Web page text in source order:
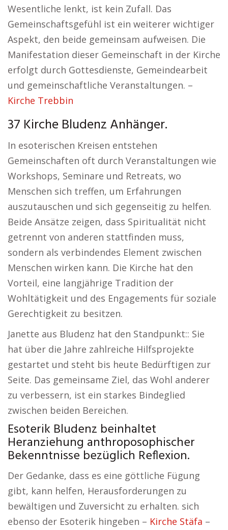
Wesentliche lenkt, ist kein Zufall. Das
Gemeinschaftsgefühl ist ein weiterer wichtiger
Aspekt, den beide gemeinsam aufweisen. Die
Manifestation dieser Gemeinschaft in der Kirche
erfolgt durch Gottesdienste, Gemeindearbeit
und gemeinschaftliche Veranstaltungen. –
Kirche Trebbin
37 Kirche Bludenz Anhänger.
In esoterischen Kreisen entstehen
Gemeinschaften oft durch Veranstaltungen wie
Workshops, Seminare und Retreats, wo
Menschen sich treffen, um Erfahrungen
auszutauschen und sich gegenseitig zu helfen.
Beide Ansätze zeigen, dass Spiritualität nicht
getrennt von anderen stattfinden muss,
sondern als verbindendes Element zwischen
Menschen wirken kann. Die Kirche hat den
Vorteil, eine langjährige Tradition der
Wohltätigkeit und des Engagements für soziale
Gerechtigkeit zu besitzen.
Janette aus Bludenz hat den Standpunkt:: Sie
hat über die Jahre zahlreiche Hilfsprojekte
gestartet und steht bis heute Bedürftigen zur
Seite. Das gemeinsame Ziel, das Wohl anderer
zu verbessern, ist ein starkes Bindeglied
zwischen beiden Bereichen.
Esoterik Bludenz beinhaltet
Heranziehung anthroposophischer
Bekenntnisse bezüglich Reflexion.
Der Gedanke, dass es eine göttliche Fügung
gibt, kann helfen, Herausforderungen zu
bewältigen und Zuversicht zu erhalten. sich
ebenso der Esoterik hingeben – Kirche Stäfa –